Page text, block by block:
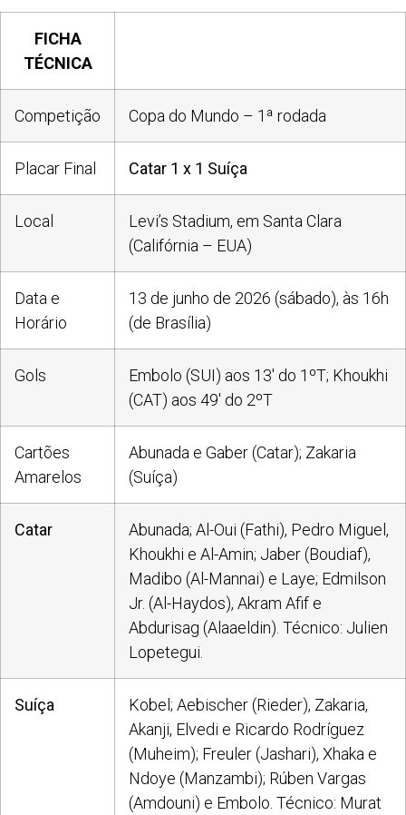
FICHA
TÉCNICA
Competição Copa do Mundo – 1ª rodada
Placar Final Catar 1 x 1 Suíça
Local
Levi’s Stadium, em Santa Clara
(Califórnia – EUA)
Data e
Horário
13 de junho de 2026 (sábado), às 16h
(de Brasília)
Gols
Embolo (SUI) aos 13′ do 1ºT; Khoukhi
(CAT) aos 49′ do 2ºT
Cartões
Amarelos
Abunada e Gaber (Catar); Zakaria
(Suíça)
Catar
Abunada; Al-Oui (Fathi), Pedro Miguel,
Khoukhi e Al-Amin; Jaber (Boudiaf),
Madibo (Al-Mannai) e Laye; Edmilson
Jr. (Al-Haydos), Akram Afif e
Abdurisag (Alaaeldin). Técnico: Julien
Lopetegui.
Suíça
Kobel; Aebischer (Rieder), Zakaria,
Akanji, Elvedi e Ricardo Rodríguez
(Muheim); Freuler (Jashari), Xhaka e
Ndoye (Manzambi); Rúben Vargas
(Amdouni) e Embolo. Técnico: Murat